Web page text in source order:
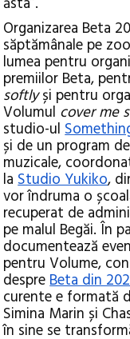
Organizarea Beta
săptămânale pe
lumea pentru
premiilor Beta,
softlyși pentru
Volumul cover me
studio-ul
și de un program
muzicale,
laStudio Yukiko,
vor îndruma o
recuperat de
pe malul Begăi. În
documentează
pentru Volume,
despreBeta din
curente e formată
Simina Marin și
în sine se